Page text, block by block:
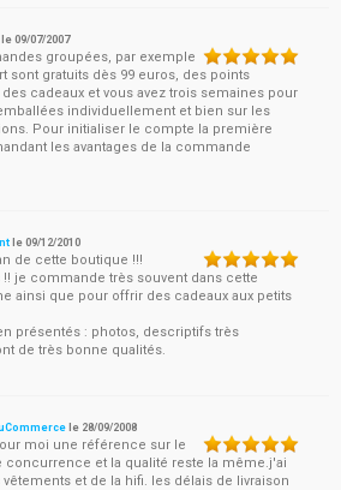
le09/07/2007
groupées, par exemple
sont gratuits dès 99 euros, des points
cadeaux et vous avez trois semaines pour
individuellement et bien sur les
Pour initialiser le compte la première
les avantages de la commande
le09/12/2010
de cette boutique !!!
je commande très souvent dans cette
ainsi que pour offrir des cadeaux aux petits
présentés : photos, descriptifs très
de très bonne qualités.
le 28/09/2008
moi une référence sur le
concurrence et la qualité reste la même.j'ai
et de la hifi. les délais de livraison